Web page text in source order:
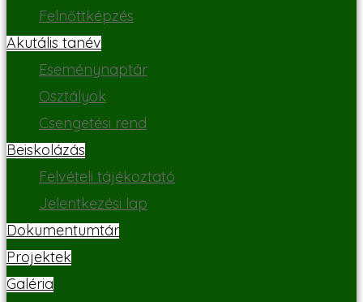
Felnőttképzés
Akutális tanév
Eseménynaptár
Osztályok
Csengetési rend
Beiskolázás
Felvételi tájékoztató
Jelentkezési lap
Dokumentumtár
Projektek
Galéria